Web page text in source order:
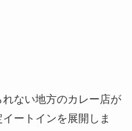
ない地方のカレー店が
ートインを展開しま